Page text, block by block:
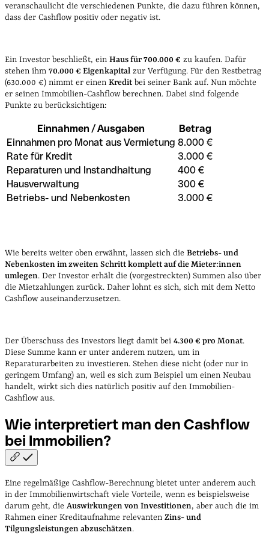
veranschaulicht die verschiedenen Punkte, die dazu führen können,
dass der Cashflow positiv oder negativ ist.
Ein Investor beschließt, ein Haus für 700.000 € zu kaufen. Dafür
stehen ihm 70.000 € Eigenkapital zur Verfügung. Für den Restbetrag
(630.000 €) nimmt er einen Kredit bei seiner Bank auf. Nun möchte
er seinen Immobilien-Cashflow berechnen. Dabei sind folgende
Punkte zu berücksichtigen:
Einnahmen / Ausgaben
Betrag
Einnahmen pro Monat aus Vermietung 8.000 €
Rate für Kredit
3.000 €
Reparaturen und Instandhaltung
400 €
Hausverwaltung
300 €
Betriebs- und Nebenkosten
3.000 €
Wie bereits weiter oben erwähnt, lassen sich die Betriebs- und
Nebenkosten im zweiten Schritt komplett auf die Mieter:innen
umlegen. Der Investor erhält die (vorgestreckten) Summen also über
die Mietzahlungen zurück. Daher lohnt es sich, sich mit dem Netto
Cashflow auseinanderzusetzen.
Der Überschuss des Investors liegt damit bei 4.300 € pro Monat.
Diese Summe kann er unter anderem nutzen, um in
Reparaturarbeiten zu investieren. Stehen diese nicht (oder nur in
geringem Umfang) an, weil es sich zum Beispiel um einen Neubau
handelt, wirkt sich dies natürlich positiv auf den Immobilien-
Cashflow aus.
Wie interpretiert man den Cashflow
bei Immobilien?
Eine regelmäßige Cashflow-Berechnung bietet unter anderem auch
in der Immobilienwirtschaft viele Vorteile, wenn es beispielsweise
darum geht, die Auswirkungen von Investitionen, aber auch die im
Rahmen einer Kreditaufnahme relevanten Zins- und
Tilgungsleistungen abzuschätzen.